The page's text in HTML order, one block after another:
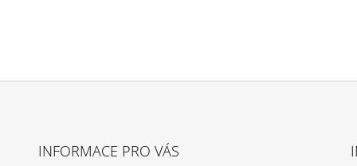
INFORMACE PRO VÁS